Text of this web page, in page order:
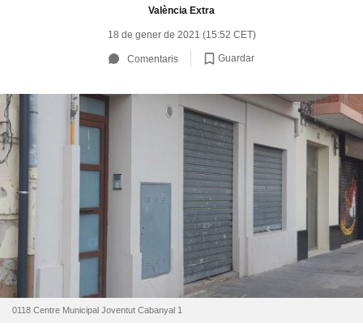
València Extra
18 de gener de 2021 (15:52 CET)
Comentaris Guardar
0118 Centre Municipal Joventut Cabanyal 1